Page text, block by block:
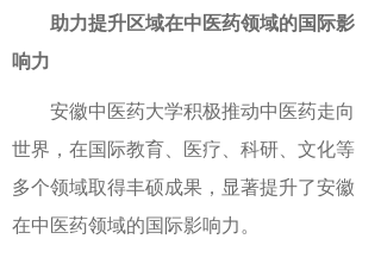
助力提升区域在中医药领域的国际影
响力
安徽中医药大学积极推动中医药走向
世界，在国际教育、医疗、科研、文化等
多个领域取得丰硕成果，显著提升了安徽
在中医药领域的国际影响力。